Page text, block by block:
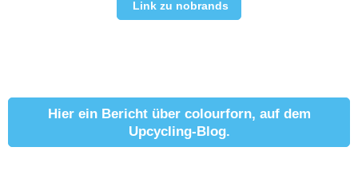
Link zu nobrands
Hier ein Bericht über colourforn, auf dem
Upcycling-Blog.